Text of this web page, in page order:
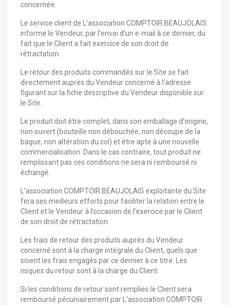
concernée.
Le service client de L'association COMPTOIR BEAUJOLAIS
informe le Vendeur, par l’envoi d’un e-mail à ce dernier, du
fait que le Client a fait exercice de son droit de
rétractation.
Le retour des produits commandés sur le Site se fait
directement auprès du Vendeur concerné à l’adresse
figurant sur la fiche descriptive du Vendeur disponible sur
le Site.
Le produit doit être complet, dans son emballage d'origine,
non ouvert (bouteille non débouchée, non découpe de la
bague, non altération du col) et être apte à une nouvelle
commercialisation. Dans le cas contraire, tout produit ne
remplissant pas ces conditions ne sera ni remboursé ni
échangé.
L'association COMPTOIR BEAUJOLAIS exploitante du Site
fera ses meilleurs efforts pour faciliter la relation entre le
Client et le Vendeur à l’occasion de l’exercice par le Client
de son droit de rétractation.
Les frais de retour des produits auprès du Vendeur
concerné sont à la charge intégrale du Client, quels que
soient les frais engagés par ce dernier à ce titre. Les
risques du retour sont à la charge du Client.
Si les conditions de retour sont remplies le Client sera
remboursé pécuniairement par L'association COMPTOIR